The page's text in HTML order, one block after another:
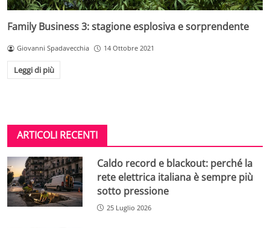
Family Business 3: stagione esplosiva e sorprendente
Giovanni Spadavecchia 14 Ottobre 2021
Leggi di più
ARTICOLI RECENTI
Caldo record e blackout: perché la
rete elettrica italiana è sempre più
sotto pressione
25 Luglio 2026